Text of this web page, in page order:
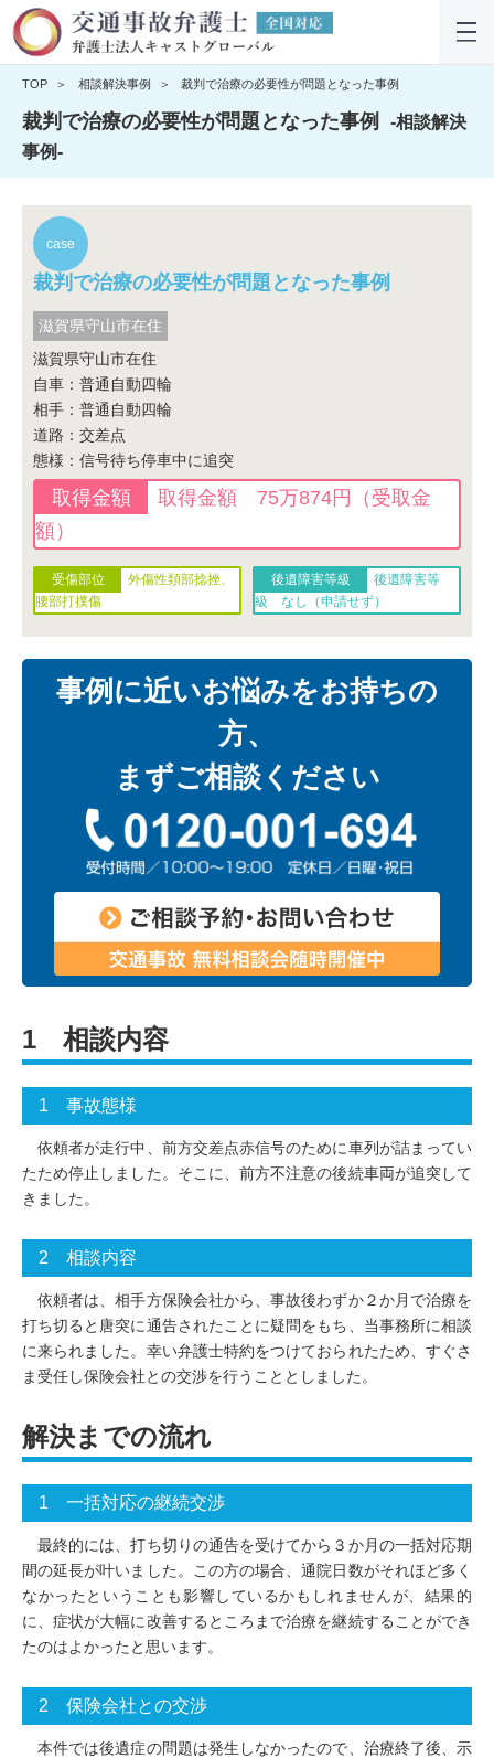
TOP 相談解決事例 裁判で治療の必要性が問題となった事例
裁判で治療の必要性が問題となった事例
-相談解決
事例-
裁判で治療の必要性が問題となった事例
滋賀県守山市在住
滋賀県守山市在住
自車：普通自動四輪
相手：普通自動四輪
道路：交差点
態様：信号待ち停車中に追突
取得金額 75万874円（受取金
額）
外傷性頚部捻挫、
腰部打撲傷
後遺障害等
級 なし（申請せず）
事例に近いお悩みをお持ちの
方、
まずご相談ください
1 相談内容
1 事故態様
依頼者が走行中、前方交差点赤信号のために車列が詰まってい
たため停止しました。そこに、前方不注意の後続車両が追突して
きました。
2 相談内容
依頼者は、相手方保険会社から、事故後わずか２か月で治療を
打ち切ると唐突に通告されたことに疑問をもち、当事務所に相談
に来られました。幸い弁護士特約をつけておられたため、すぐさ
ま受任し保険会社との交渉を行うこととしました。
解決までの流れ
1 一括対応の継続交渉
最終的には、打ち切りの通告を受けてから３か月の一括対応期
間の延長が叶いました。この方の場合、通院日数がそれほど多く
なかったということも影響しているかもしれませんが、結果的
に、症状が大幅に改善するところまで治療を継続することができ
たのはよかったと思います。
2 保険会社との交渉
本件では後遺症の問題は発生しなかったので、治療終了後、示